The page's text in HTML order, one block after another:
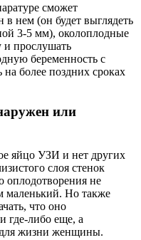
сможет
в нем (он будет выглядеть
3-5 мм), околоплодные
и прослушать
беременность с
более поздних сроках
или
яйцо УЗИ и нет других
слоя стенок
оплодотворения не
маленький. Но также
что оно
где-либо еще, а
для жизни женщины.